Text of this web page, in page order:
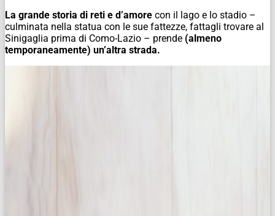
La grande storia di reti e d’amore con il lago e lo stadio –
culminata nella statua con le sue fattezze, fattagli trovare al
Sinigaglia prima di Como-Lazio – prende (almeno
temporaneamente) un’altra strada.